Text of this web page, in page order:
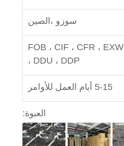
سوزو ، الصين
FOB ، CIF ، CFR ، EXW
، DDU ، DDP
5-15 أيام العمل للأوامر
العبوة: